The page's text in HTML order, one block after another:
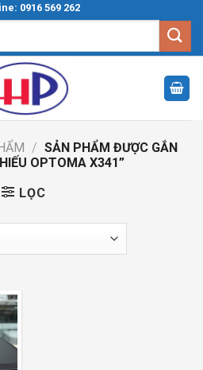
0916 569 262
/ SẢN PHẨM ĐƯỢC GẮN
OPTOMA X341”
LỌC